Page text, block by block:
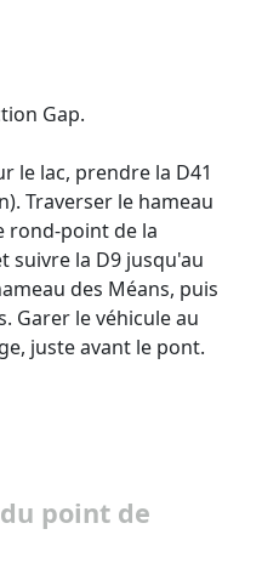
Gap.
le lac, prendre la D41
Traverser le hameau
rond-point de la
suivre la D9 jusqu'au
des Méans, puis
Garer le véhicule au
juste avant le pont.
point de